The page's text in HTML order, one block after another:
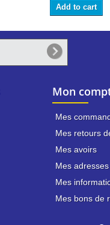
Add to cart
Mon
Mes
Mes retours
Mes avoirs
Mes adresses
Mes
Mes bons de